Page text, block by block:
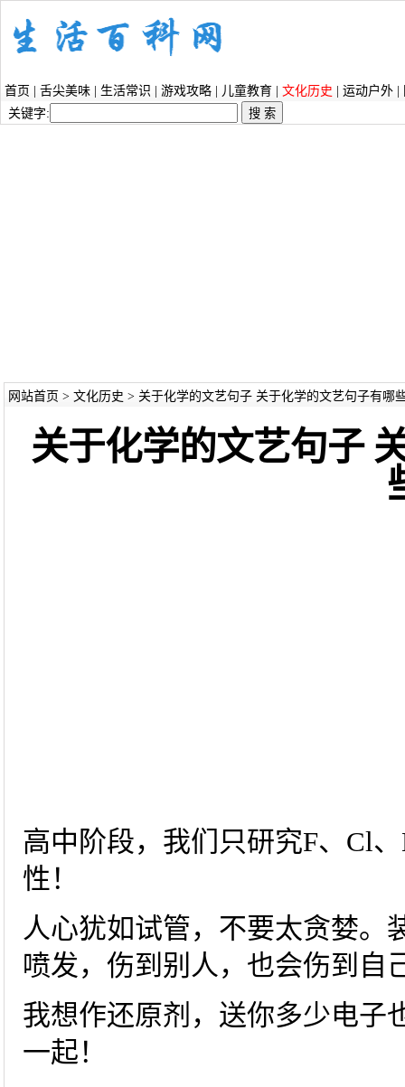
首页 舌尖美味 生活常识 游戏攻略 儿童教育 文化历史 运动户外
关键字:
网站首页 > 文化历史 > 关于化学的文艺句子 关于化学的文艺句子有哪
关于化学的文艺句子
高中阶段，我们只研究F、Cl
性！
人心犹如试管，不要太贪婪。
喷发，伤到别人，也会伤到自
我想作还原剂，送你多少电子
一起！